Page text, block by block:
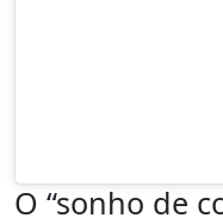
O “sonho de